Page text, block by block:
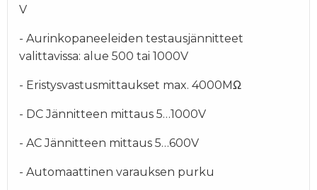
V
- Aurinkopaneeleiden testausjännitteet
valittavissa: alue 500 tai 1000V
- Eristysvastusmittaukset max. 4000MΩ
- DC Jännitteen mittaus 5…1000V
- AC Jännitteen mittaus 5…600V
- Automaattinen varauksen purku